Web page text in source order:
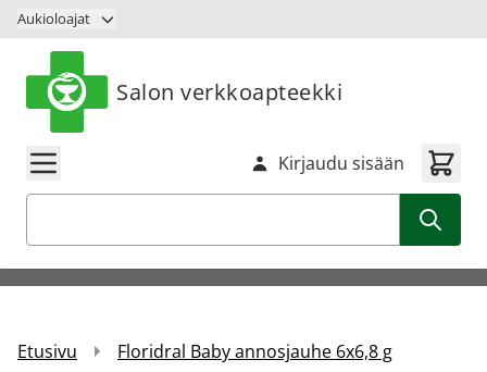
Siirry sisältöön
Aukioloajat
Salon verkkoapteekki
Kirjaudu sisään
Etusivu Floridral Baby annosjauhe 6x6,8 g